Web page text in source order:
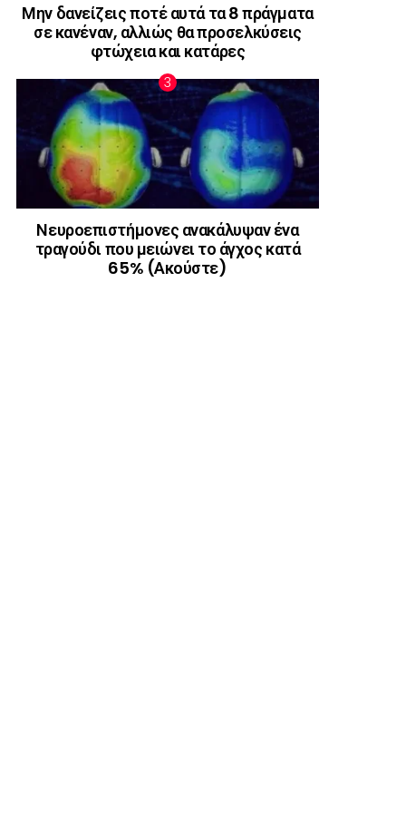
Μην δανείζεις ποτέ αυτά τα 8 πράγματα
σε κανέναν, αλλιώς θα προσελκύσεις
φτώχεια και κατάρες
Νευροεπιστήμονες ανακάλυψαν ένα
τραγούδι που μειώνει το άγχος κατά
65% (Ακούστε)